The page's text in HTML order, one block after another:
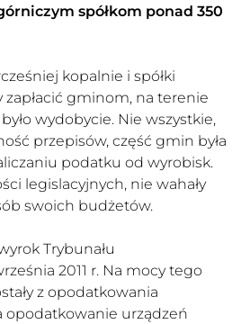
spółkom ponad 350
kopalnie i spółki
zapłacić gminom, na terenie
wydobycie. Nie wszystkie,
przepisów, część gmin była
podatku od wyrobisk.
legislacyjnych, nie wahały
swoich budżetów.
Trybunału
2011 r. Na mocy tego
z opodatkowania
opodatkowanie urządzeń